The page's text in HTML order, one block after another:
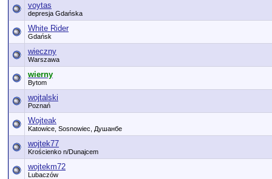
voytas
depresja Gdańska
White Rider
Gdańsk
wieczny
Warszawa
wierny
Bytom
wojtalski
Poznań
Wojteak
Katowice, Sosnowiec, Душанбе
wojtek77
Krościenko n/Dunajcem
wojtekm72
Lubaczów